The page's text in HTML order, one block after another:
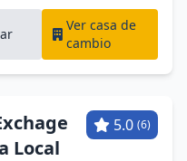
Ver casa de
cambio
Local
5.0 (6)